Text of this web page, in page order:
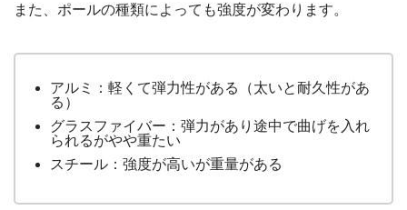
また、ポールの種類によっても強度が変わります。
アルミ：軽くて弾力性がある（太いと耐久性があ
る）
グラスファイバー：弾力があり途中で曲げを入れ
られるがやや重たい
スチール：強度が高いが重量がある